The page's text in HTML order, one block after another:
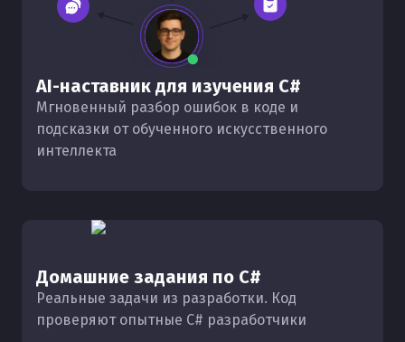
AI-наставник для изучения C#
Мгновенный разбор ошибок в коде и
подсказки от обученного искусственного
интеллекта
Домашние задания по C#
Реальные задачи из разработки. Код
проверяют опытные C# разработчики